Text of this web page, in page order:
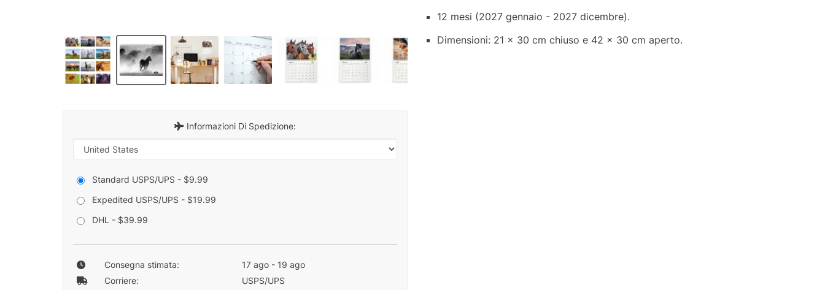
Informazioni Di Spedizione:
Standard USPS/UPS - $9.99
Expedited USPS/UPS - $19.99
DHL - $39.99
Consegna stimata:
17 ago - 19 ago
Corriere:
USPS/UPS
12 mesi (2027 gennaio - 2027 dicembre).
Dimensioni: 21 x 30 cm chiuso e 42 x 30 cm aperto.